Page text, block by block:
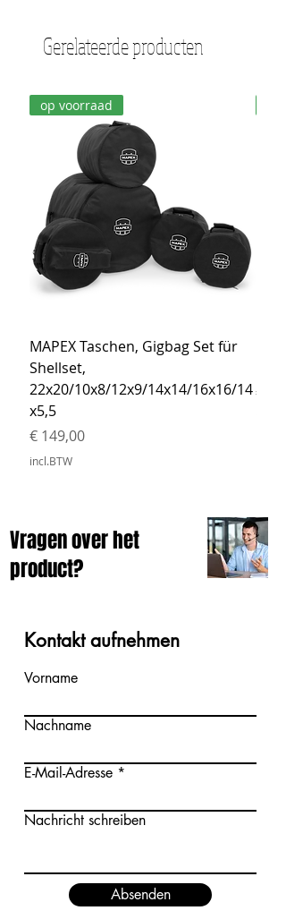
Gerelateerde producten
op voorraad
MAPEX Taschen, Gigbag Set für
Shellset,
22x20/10x8/12x9/14x14/16x16/14
x5,5
Prijs
€ 149,00
incl.BTW
Prijs
€
Vragen over het
product?
Kontakt aufnehmen
Vorname
Nachname
E-Mail-Adresse
Nachricht schreiben
Absenden